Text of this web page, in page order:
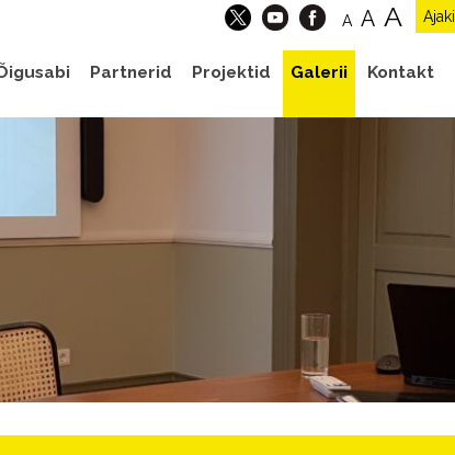
A A A
Partnerid Projektid Galerii Kontakt